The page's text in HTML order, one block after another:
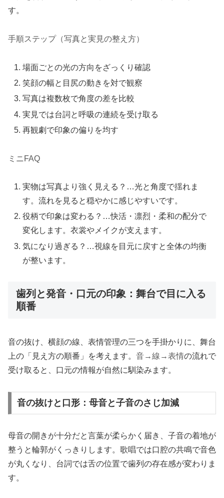
す。
手順ステップ（写真と実見の整え方）
場面ごとの光の方向をざっくり確認
笑顔の幅と目尻の動きを対で観察
写真は複数枚で角度の差を比較
実見では台詞と呼吸の連続を受け取る
再観劇で印象の偏りを均す
ミニFAQ
実物は写真より強く見える？…光と角度で揺れま
す。流れを見ると穏やかに感じやすいです。
役柄で印象は変わる？…快活・凛烈・柔和の配分で
変化します。衣裳やメイクが支えます。
気になり過ぎる？…視線を目元に戻すと全体の均衡
が整います。
歯列と発音・口元の印象：舞台で目に入る
順番
音の抜け、横顔の線、表情管理の三つを手掛かりに、舞台
上の「見え方の順番」を考えます。 音→線→表情の流れで
受け取ると、口元の情報が自然に馴染みます。
音の抜けと口形：母音と子音のさじ加減
母音の開きが十分だと言葉が柔らかく届き、子音の着地が
整うと輪郭がくっきりします。歌唱では口腔の共鳴で音色
が丸くなり、台詞では舌の位置で歯列の存在感が変わりま
す。